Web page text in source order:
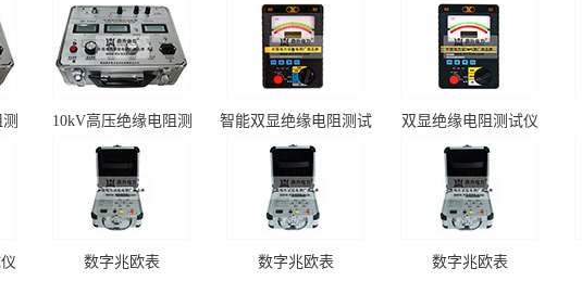
10kV高压绝缘电阻测
试仪
智能双显绝缘电阻测试
仪
双显绝缘电阻测试仪
数字兆欧表 数字兆欧表 数字兆欧表